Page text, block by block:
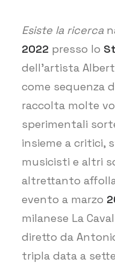
Esiste la ricerca
2022 presso lo
dell’artista
come sequenza
raccolta molte
sperimentali
insieme a critici,
musicisti e altri
altrettanto
evento a marzo
milanese La
diretto da
tripla data a